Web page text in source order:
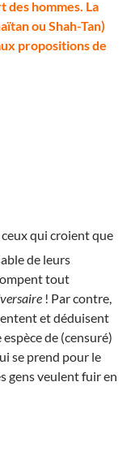
des hommes. La
ou Shah-Tan)
propositions de
qui croient que
de leurs
tout
! Par contre,
et déduisent
de (censuré)
se prend pour le
gens veulent fuir en